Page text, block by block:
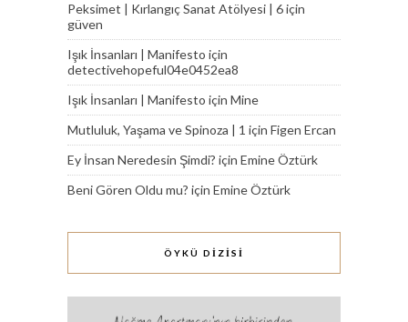
Peksimet | Kırlangıç Sanat Atölyesi | 6için
güven
Işık İnsanları | Manifesto için
detectivehopeful04e0452ea8
Işık İnsanları | Manifesto için Mine
Mutluluk, Yaşama ve Spinoza | 1 için Figen Ercan
Ey İnsan Neredesin Şimdi? için Emine Öztürk
Beni Gören Oldu mu? için Emine Öztürk
ÖYKÜ DİZİSİ